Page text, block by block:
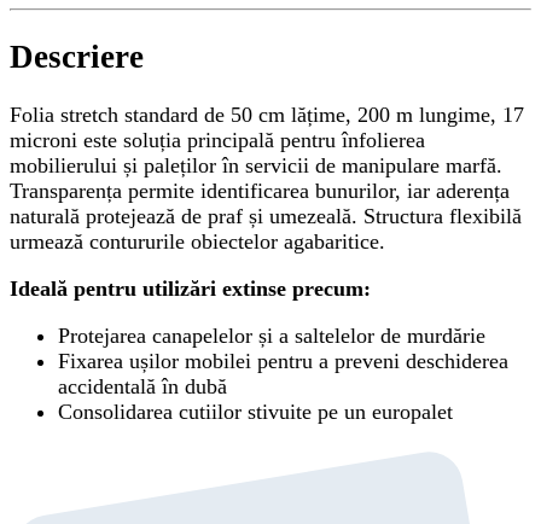
Descriere
Folia stretch standard de 50 cm lățime, 200 m lungime, 17
microni este soluția principală pentru înfolierea
mobilierului și paleților în servicii de manipulare marfă.
Transparența permite identificarea bunurilor, iar aderența
naturală protejează de praf și umezeală. Structura flexibilă
urmează contururile obiectelor agabaritice.
Ideală pentru utilizări extinse precum:
Protejarea canapelelor și a saltelelor de murdărie
Fixarea ușilor mobilei pentru a preveni deschiderea
accidentală în dubă
Consolidarea cutiilor stivuite pe un europalet